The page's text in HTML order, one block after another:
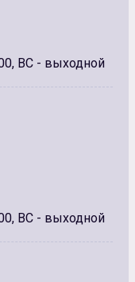
ВС - выходной
ВС - выходной